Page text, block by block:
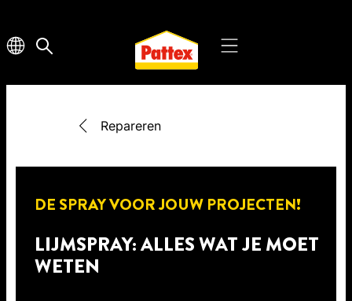
Repareren
DE SPRAY VOOR JOUW PROJECTEN!
LIJMSPRAY: ALLES WAT JE MOET
WETEN